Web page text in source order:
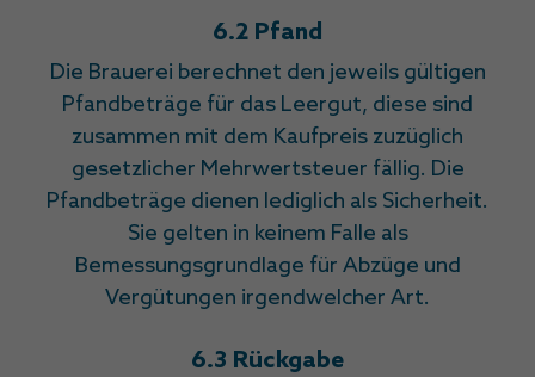
6.2 Pfand
Die Brauerei berechnet den jeweils gültigen
Pfandbeträge für das Leergut, diese sind
zusammen mit dem Kaufpreis zuzüglich
gesetzlicher Mehrwertsteuer fällig. Die
Pfandbeträge dienen lediglich als Sicherheit.
Sie gelten in keinem Falle als
Bemessungsgrundlage für Abzüge und
Vergütungen irgendwelcher Art.
6.3 Rückgabe